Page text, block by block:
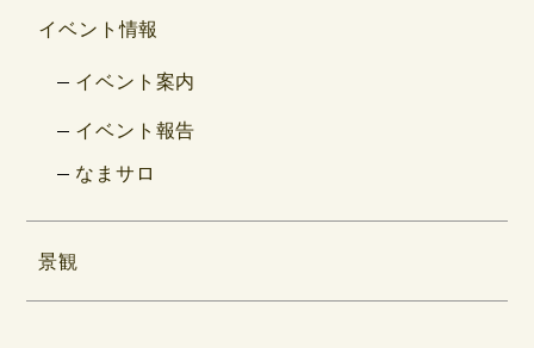
イベント情報
イベント案内
イベント報告
なまサロ
景観